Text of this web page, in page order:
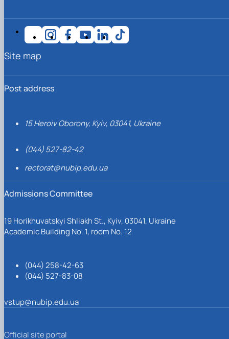
Post address
15 Heroiv Oborony, Kyiv, 03041, Ukraine
(044) 527-82-42
rectorat@nubip.edu.ua
Admissions Committee
19 Horikhuvatskyi Shliakh St., Kyiv, 03041, Ukraine
Academic Building No. 1, room No. 12
(044) 258-42-63
(044) 527-83-08
vstup@nubip.edu.ua
Site map
Official site portal